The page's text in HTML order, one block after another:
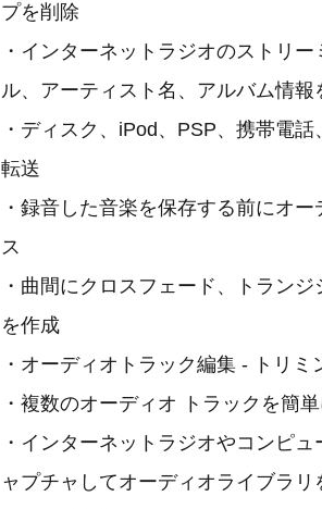
プを削除
・インターネットラジオのストリ
ル、アーティスト名、アルバム情
・ディスク、iPod、PSP、携帯電
転送
・録音した音楽を保存する前にオ
ス
・曲間にクロスフェード、トラン
を作成
・オーディオトラック編集 - トリ
・複数のオーディオ トラックを簡
・インターネットラジオやコンピ
ャプチャしてオーディオライブラリ